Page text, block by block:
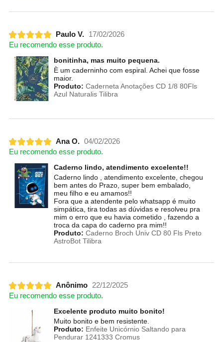
Paulo V.
17/02/2026
Eu recomendo esse produto.
bonitinha, mas muito pequena.
È um caderninho com espiral. Achei que fosse
maior.
Produto: Caderneta Anotações CD 1/8 80Fls
Azul Naturalis Tilibra
Ana O. 04/02/2026
Eu recomendo esse produto.
Caderno lindo, atendimento excelente!!
Caderno lindo , atendimento excelente, chegou
bem antes do Prazo, super bem embalado,
meu filho e eu amamos!!
Fora que a atendente pelo whatsapp é muito
simpática, tira todas as dúvidas e resolveu pra
mim o erro que eu havia cometido , fazendo a
troca da capa do caderno pra mim!!
Produto: Caderno Broch Univ CD 80 Fls Preto
AstroBot Tilibra
Anônimo
22/12/2025
Eu recomendo esse produto.
Excelente produto muito bonito!
Muito bonito e bem resistente.
Produto: Enfeite Unicórnio Saltando para
Pendurar 1241333 Cromus